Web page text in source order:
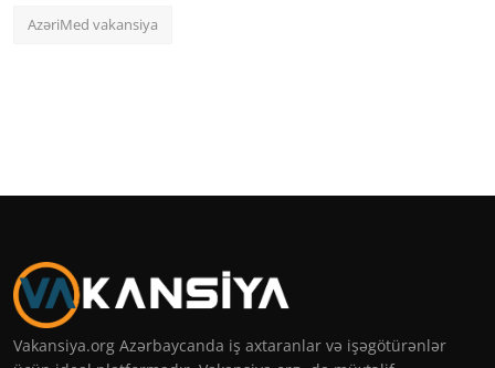
AzəriMed vakansiya
Vakansiya.org Azərbaycanda iş axtaranlar və işəgötürənlər